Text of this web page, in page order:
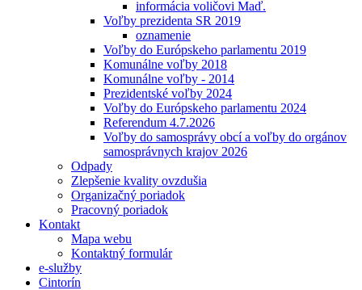
informácia voličovi Maď.
Voľby prezidenta SR 2019
oznamenie
Voľby do Európskeho parlamentu 2019
Komunálne voľby 2018
Komunálne voľby - 2014
Prezidentské voľby 2024
Voľby do Európskeho parlamentu 2024
Referendum 4.7.2026
Voľby do samosprávy obcí a voľby do orgánov
samosprávnych krajov 2026
Odpady
Zlepšenie kvality ovzdušia
Organizačný poriadok
Pracovný poriadok
Kontakt
Mapa webu
Kontaktný formulár
e-služby
Cintorín